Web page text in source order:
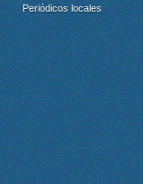
Periódicos locales